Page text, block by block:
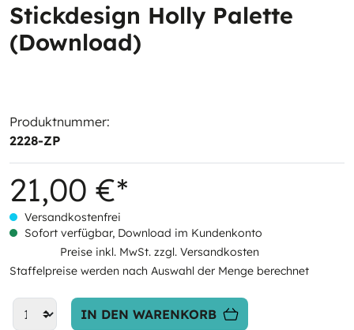
Stickdesign Holly Palette
(Download)
Produktnummer:
2228-ZP
21,00 €*
Versandkostenfrei
Sofort verfügbar, Download im Kundenkonto
Preise inkl. MwSt. zzgl. Versandkosten
Staffelpreise werden nach Auswahl der Menge berechnet
IN DEN WARENKORB